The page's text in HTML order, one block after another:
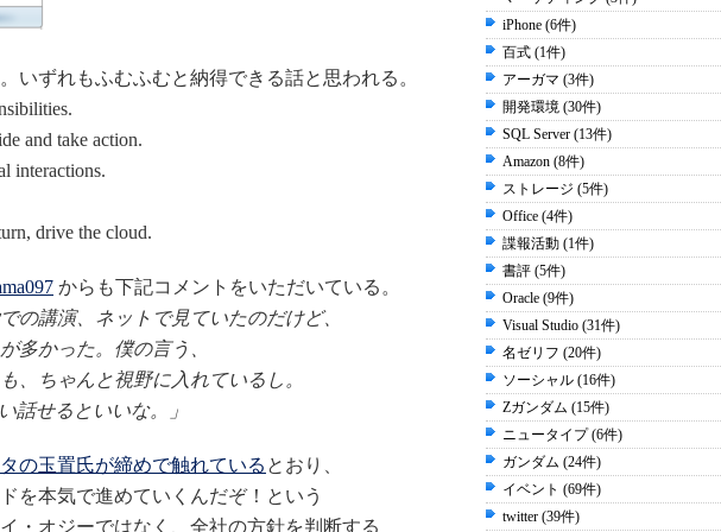
いずれもふむふむと納得できる話と思われる。
and take action.
interactions.
drive the cloud.
からも下記コメントをいただいている。
の講演、ネットで見ていたのだけど、
多かった。僕の言う、
、ちゃんと視野に入れているし。
話せるといいな。」
の玉置氏が締めで触れている とおり、
を本気で進めていくんだぞ！という
・オジーではなく、全社の方針を判断する
iPhone (6件)
百式 (1件)
アーガマ (3件)
開発環境 (30件)
SQL Server (13件)
Amazon (8件)
ストレージ (5件)
Office (4件)
諜報活動 (1件)
書評 (5件)
Oracle (9件)
Visual Studio (31件)
名ゼリフ (20件)
ソーシャル (16件)
Zガンダム (15件)
ニュータイプ (6件)
ガンダム (24件)
イベント (69件)
twitter (39件)